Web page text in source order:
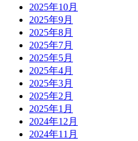
2025年10月
2025年9月
2025年8月
2025年7月
2025年5月
2025年4月
2025年3月
2025年2月
2025年1月
2024年12月
2024年11月